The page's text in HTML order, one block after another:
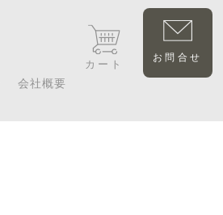
カート
お問合せ
会社概要